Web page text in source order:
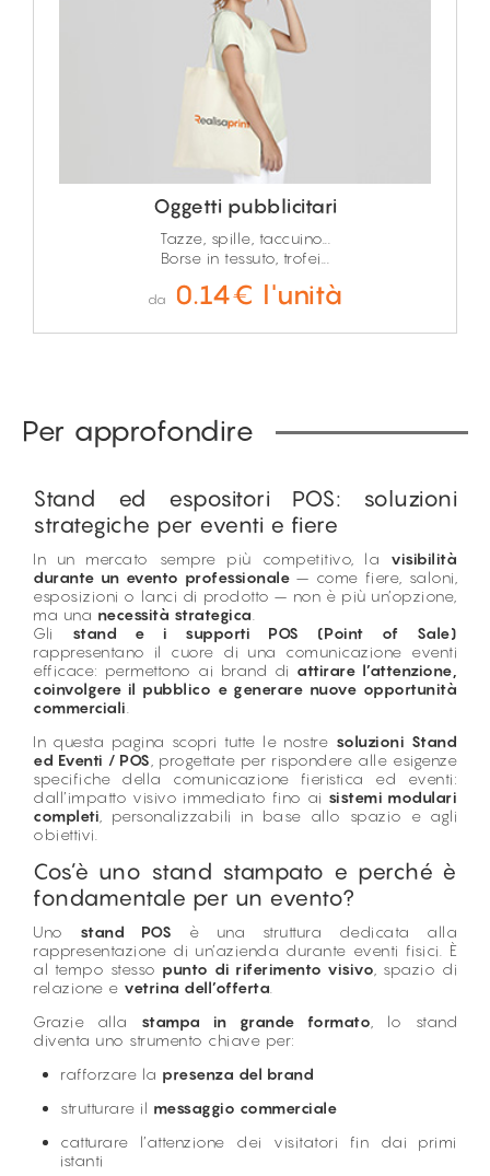
Oggetti pubblicitari
Tazze, spille, taccuino...
Borse in tessuto, trofei...
da 0.14€ l'unità
Per approfondire
Stand ed espositori POS: soluzioni
strategiche per eventi e fiere
In un mercato sempre più competitivo, la visibilità
durante un evento professionale – come fiere, saloni,
esposizioni o lanci di prodotto – non è più un’opzione,
ma una necessità strategica
Gli stand e i supporti POS (Point of Sale)
rappresentano il cuore di una comunicazione eventi
efficace: permettono ai brand di attirare l’attenzione,
coinvolgere il pubblico e generare nuove opportunità
commerciali
In questa pagina scopri tutte le nostre soluzioni Stand
ed Eventi / POS , progettate per rispondere alle esigenze
specifiche della comunicazione fieristica ed eventi:
dall’impatto visivo immediato fino ai sistemi modulari
completi , personalizzabili in base allo spazio e agli
obiettivi.
Cos’è uno stand stampato e perché è
fondamentale per un evento?
Uno stand POS è una struttura dedicata alla
rappresentazione di un’azienda durante eventi fisici. È
al tempo stesso punto di riferimento visivo , spazio di
relazione e vetrina dell’offerta
Grazie alla stampa in grande formato , lo stand
diventa uno strumento chiave per:
rafforzare la presenza del brand
strutturare il messaggio commerciale
catturare l’attenzione dei visitatori fin dai primi
istanti